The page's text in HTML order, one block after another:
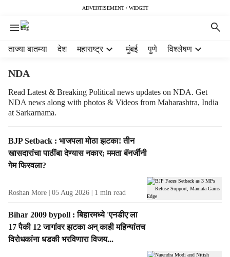
ADVERTISEMENT / WIDGET
ताज्या बातम्या देश महाराष्ट्र मुंबई पुणे विश्लेषण
NDA
Read Latest & Breaking Political news updates on NDA. Get
NDA news along with photos & Videos from Maharashtra, India
at Sarkarnama.
T
a
g
s
l
t
s
BJP Setback : भाजपला मोठा झटका! तीन
खासदारांचा पाठींबा देण्यास नकार; ममता बॅनर्जींनी
गेम फिरवला?
Roshan More 05 Aug 2026 1 min read
Bihar 2009 bypoll : बिहारमध्ये 'एनडीए'ला
17 पैकी 12 जागांवर झटका अन् काही महिन्यांतच
विरोधकांना धडकी भरविणारा विजय...